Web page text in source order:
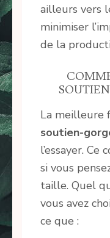
ailleurs vers
minimiser
de la
La meilleure
soutien-
l’essayer.
si vous
taille. Quel
vous avez
ce que :